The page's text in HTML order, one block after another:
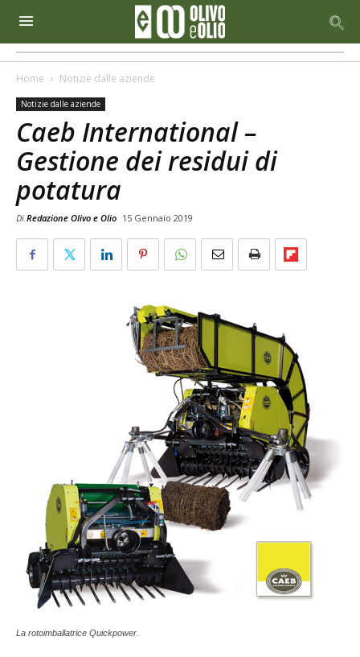
Home Notizie dalle aziende
Notizie dalle aziende
Caeb International –
Gestione dei residui di
potatura
Di Redazione Olivo e Olio 15 Gennaio 2019
La rotoimballatrice Quickpower.